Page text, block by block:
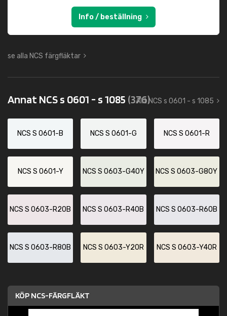
Info / beställning
se alla NCS färgfläktar
Annat NCS s 0601 - s 1085 (376)
Allt NCS s 0601 - s 1085
NCS S 0601-B NCS S 0601-G NCS S 0601-R
NCS S 0601-Y NCS S 0603-G40Y NCS S 0603-G80Y
NCS S 0603-R20B NCS S 0603-R40B NCS S 0603-R60B
NCS S 0603-R80B NCS S 0603-Y20R NCS S 0603-Y40R
KÖP NCS-FÄRGFLÄKT